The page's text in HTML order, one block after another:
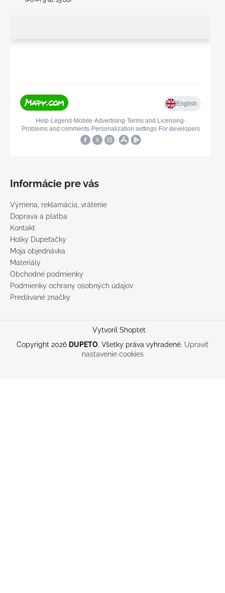
Informácie pre vás
Výmena, reklamácia, vrátenie
Doprava a platba
Kontakt
Holky Dupeťačky
Moja objednávka
Materiály
Obchodné podmienky
Podmienky ochrany osobných údajov
Predávané značky
Vytvoril Shoptet
Copyright 2026 DUPETO. Všetky práva vyhradené. Upraviť
nastavenie cookies